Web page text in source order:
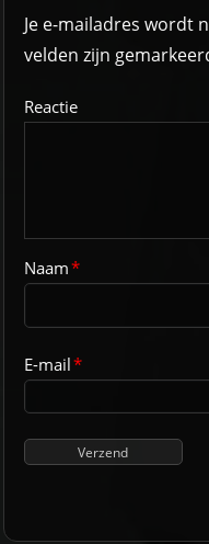
Je e-mailadres wordt
velden zijn
Reactie
Naam*
E-mail*